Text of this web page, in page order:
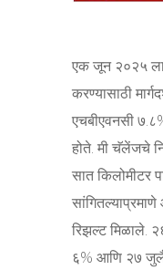
एक जून २०२५ ला
करण्यासाठी
एचबीएवनसी
होते. मी चॅलेंजचे
सात किलोमीटर
रिझल्ट मिळाले.
६% आणि २७